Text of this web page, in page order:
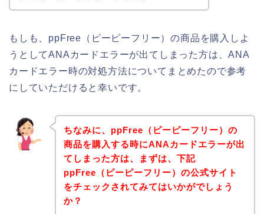
もしも、ppFree（ピーピーフリー）の商品を購入しよ
うとしてANAカードエラーが出てしまった方は、ANA
カードエラー時の対処方法についてまとめたので参考
にしていただけると幸いです。
ちなみに、ppFree（ピーピーフリー）の
商品を購入する時にANAカードエラーが出
てしまった方は、まずは、下記
ppFree（ピーピーフリー）の公式サイト
をチェックされてみてはいかがでしょう
か？